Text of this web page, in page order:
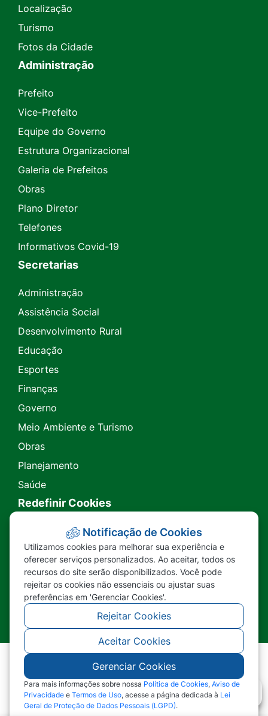
Localização
Turismo
Fotos da Cidade
Administração
Prefeito
Vice-Prefeito
Equipe do Governo
Estrutura Organizacional
Galeria de Prefeitos
Obras
Plano Diretor
Telefones
Informativos Covid-19
Secretarias
Administração
Assistência Social
Desenvolvimento Rural
Educação
Esportes
Finanças
Governo
Meio Ambiente e Turismo
Obras
Planejamento
Saúde
Redefinir Cookies
Transparência
Ouvidoria
SIC
©2026 - Prefeitura Municipal de Nova Lacerda -
MT - Todos os direitos reservados
Notificação de Cookies
Utilizamos cookies para melhorar sua experiência e
oferecer serviços personalizados. Ao aceitar, todos os
recursos do site serão disponibilizados. Você pode
rejeitar os cookies não essenciais ou ajustar suas
preferências em 'Gerenciar Cookies'.
Rejeitar Cookies
Aceitar Cookies
Gerenciar Cookies
Para mais informações sobre nossa Política de Cookies, Aviso de
Privacidade e Termos de Uso, acesse a página dedicada à Lei
Geral de Proteção de Dados Pessoais (LGPD).